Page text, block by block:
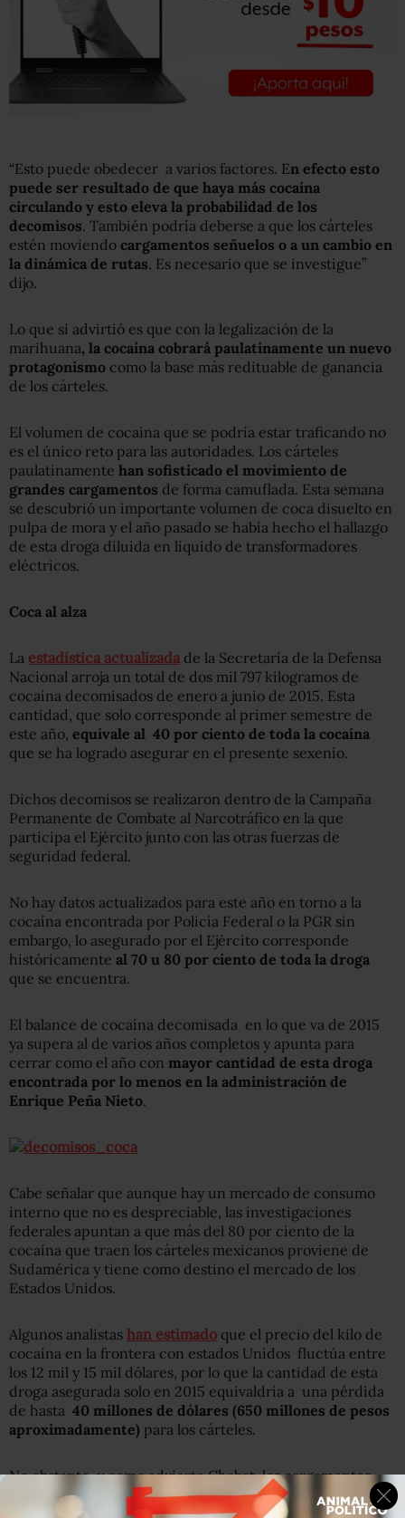
“Esto puede obedecer a varios factores. En efecto esto
puede ser resultado de que haya más cocaína
circulando y esto eleva la probabilidad de los
decomisos. También podría deberse a que los cárteles
estén moviendo cargamentos señuelos o a un cambio en
la dinámica de rutas. Es necesario que se investigue”
dijo.
Lo que si advirtió es que con la legalización de la
marihuana, la cocaína cobrará paulatinamente un nuevo
protagonismo como la base más redituable de ganancia
de los cárteles.
El volumen de cocaína que se podría estar traficando no
es el único reto para las autoridades. Los cárteles
paulatinamente han sofisticado el movimiento de
grandes cargamentos de forma camuflada. Esta semana
se descubrió un importante volumen de coca disuelto en
pulpa de mora y el año pasado se había hecho el hallazgo
de esta droga diluida en líquido de transformadores
eléctricos.
Coca al alza
La estadística actualizada de la Secretaría de la Defensa
Nacional arroja un total de dos mil 797 kilogramos de
cocaína decomisados de enero a junio de 2015. Esta
cantidad, que solo corresponde al primer semestre de
este año, equivale al 40 por ciento de toda la cocaína
que se ha logrado asegurar en el presente sexenio.
Dichos decomisos se realizaron dentro de la Campaña
Permanente de Combate al Narcotráfico en la que
participa el Ejército junto con las otras fuerzas de
seguridad federal.
No hay datos actualizados para este año en torno a la
cocaína encontrada por Policía Federal o la PGR sin
embargo, lo asegurado por el Ejército corresponde
históricamente al 70 u 80 por ciento de toda la droga
que se encuentra.
El balance de cocaína decomisada en lo que va de 2015
ya supera al de varios años completos y apunta para
cerrar como el año con mayor cantidad de esta droga
encontrada por lo menos en la administración de
Enrique Peña Nieto.
Cabe señalar que aunque hay un mercado de consumo
interno que no es despreciable, las investigaciones
federales apuntan a que más del 80 por ciento de la
cocaína que traen los cárteles mexicanos proviene de
Sudamérica y tiene como destino el mercado de los
Estados Unidos.
Algunos analistas han estimado que el precio del kilo de
cocaína en la frontera con estados Unidos fluctúa entre
los 12 mil y 15 mil dólares, por lo que la cantidad de esta
droga asegurada solo en 2015 equivaldría a una pérdida
de hasta 40 millones de dólares (650 millones de pesos
aproximadamente) para los cárteles.
No obstante, y como advierte Chabat, los cargamentos
decomisados en muchos casos podrían servir como
señuelos para un tráfico oculto de mucha mayor escala y